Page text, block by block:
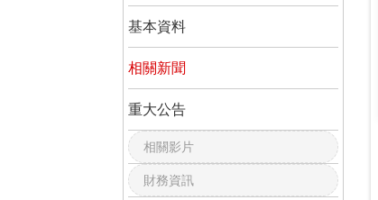
基本資料
相關新聞
重大公告
相關影片
財務資訊